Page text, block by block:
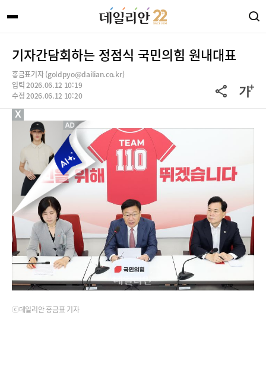
기자간담회하는 정점식 국민의힘 원내대표
홍금표기자 (goldpyo@dailian.co.kr)
입력 2026.06.12 10:19
수정 2026.06.12 10:20
ⓒ데일리안 홍금표 기자
X